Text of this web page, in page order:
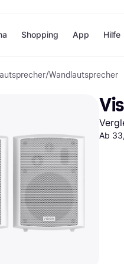
Zahlungsmethoden
Bezahle in bis zu 30
Tagen
Ratenzahlung
Shopping
Shops
eBay
Temu
SHEIN
App Hilfe
/Wandlautsprecher
Ab